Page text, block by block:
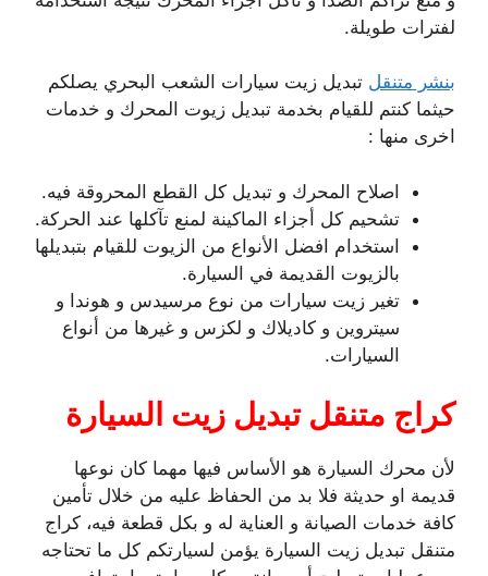
لفترات طويلة.
بنشر متنقل تبديل زيت سيارات الشعب البحري يصلكم
حيثما كنتم للقيام بخدمة تبديل زيوت المحرك و خدمات
اخرى منها :
اصلاح المحرك و تبديل كل القطع المحروقة فيه.
تشحيم كل أجزاء الماكينة لمنع تآكلها عند الحركة.
استخدام افضل الأنواع من الزيوت للقيام بتبديلها
بالزيوت القديمة في السيارة.
تغير زيت سيارات من نوع مرسيدس و هوندا و
سيتروين و كاديلاك و لكزس و غيرها من أنواع
السيارات.
كراج متنقل تبديل زيت السيارة
لأن محرك السيارة هو الأساس فيها مهما كان نوعها
قديمة او حديثة فلا بد من الحفاظ عليه من خلال تأمين
كافة خدمات الصيانة و العناية له و بكل قطعة فيه، كراج
متنقل تبديل زيت السيارة يؤمن لسيارتكم كل ما تحتاجه